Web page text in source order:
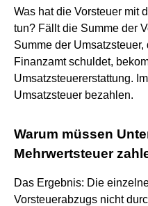
Was hat die Vorsteuer mit
tun? Fällt die Summe der
Summe der
Finanzamt schuldet,
Umsatzsteuererstattung.
Umsatzsteuer bezahlen.
Warum müssen
Mehrwertsteuer
Das Ergebnis: Die
Vorsteuerabzugs nicht